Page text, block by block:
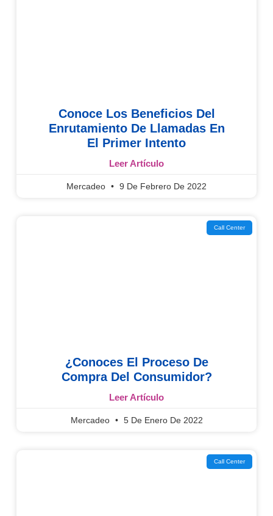
Conoce Los Beneficios Del
Enrutamiento De Llamadas En
El Primer Intento
Leer Artículo
Mercadeo 9 De Febrero De 2022
Call Center
¿Conoces El Proceso De
Compra Del Consumidor?
Leer Artículo
Mercadeo 5 De Enero De 2022
Call Center